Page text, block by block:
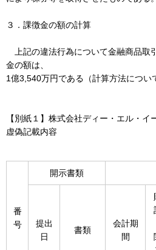
３．課徴金の額の計算
上記の違法行為について金融商品取
金の額は、
1億3,540万円である（計算方法につい
【別紙１】株式会社ディー・エル・
虚偽記載内容
番
号
開示書類
提出
日
書類
会計期
間